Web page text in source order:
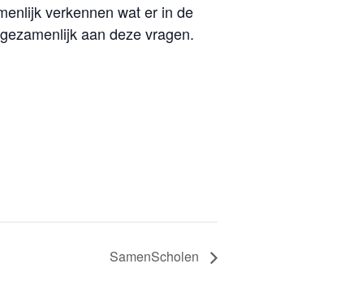
verkennen wat er in de
aan deze vragen.
SamenScholen